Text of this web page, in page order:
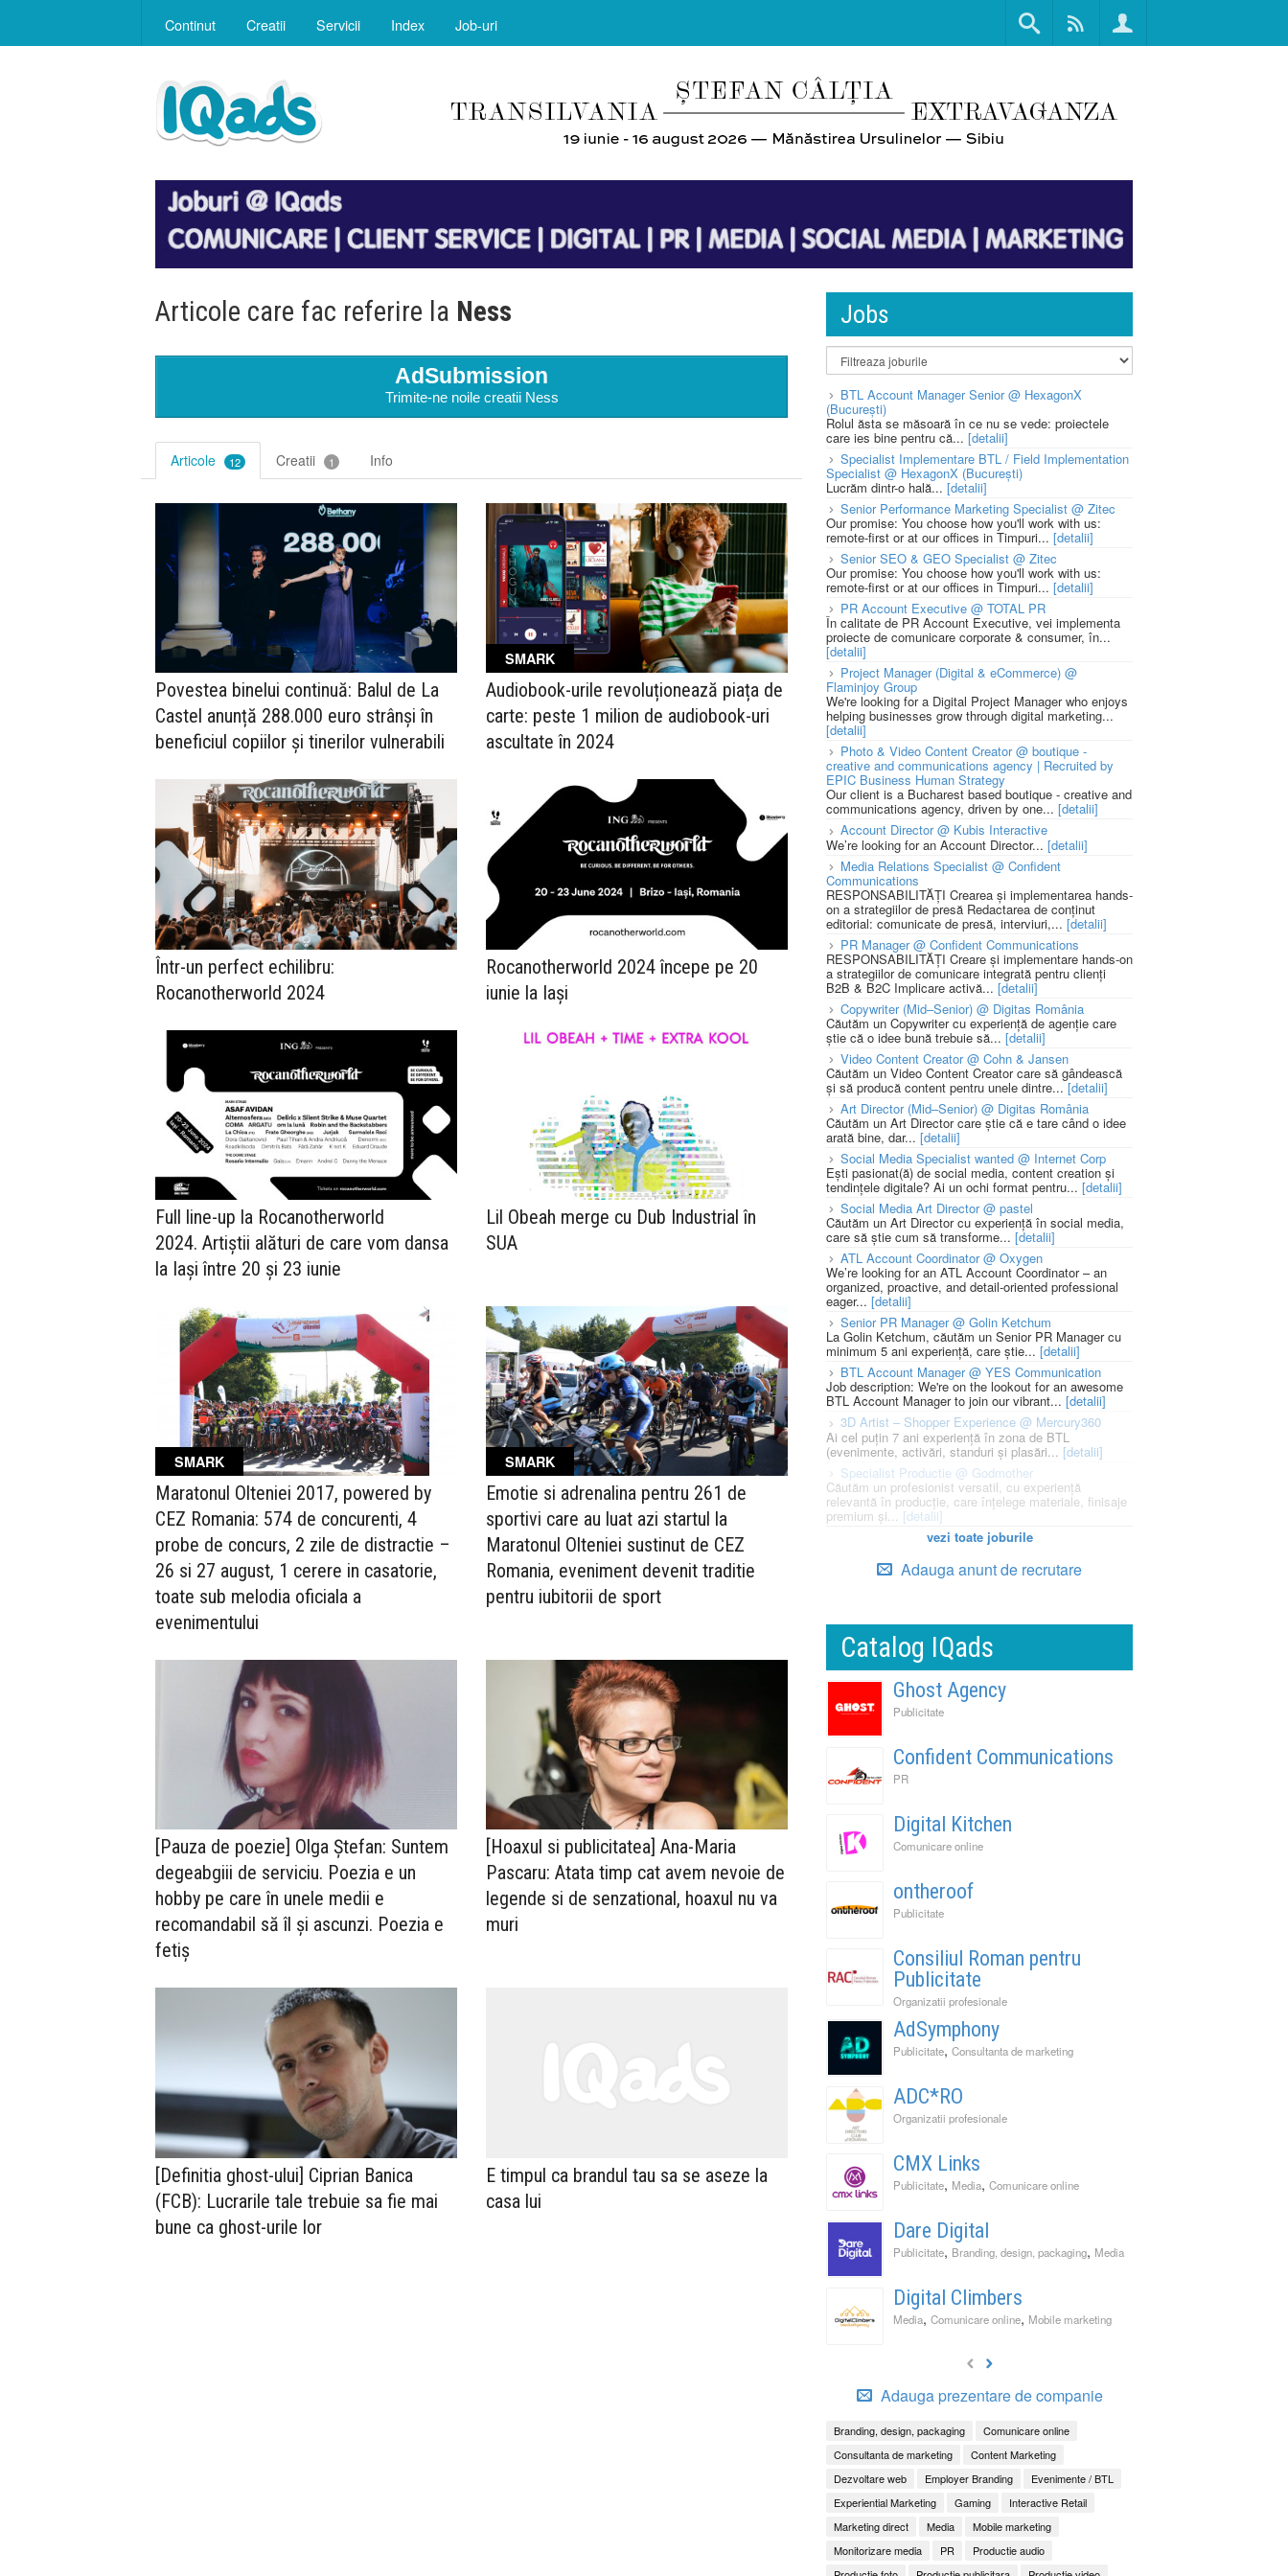
Continut Creatii Servicii Index Job-uri
Articole care fac referire la Ness
AdSubmission
Trimite-ne noile creatii Ness
Articole 12 Creatii 1 Info
Povestea binelui continuă: Balul de La
Castel anunță 288.000 euro strânși în
beneficiul copiilor și tinerilor vulnerabili
SMARK
Audiobook-urile revoluționează piața de
carte: peste 1 milion de audiobook-uri
ascultate în 2024
Într-un perfect echilibru:
Rocanotherworld 2024
Rocanotherworld 2024 începe pe 20
iunie la Iași
Full line-up la Rocanotherworld
2024. Artiștii alături de care vom dansa
la Iași între 20 și 23 iunie
Lil Obeah merge cu Dub Industrial în
SUA
SMARK
Maratonul Olteniei 2017, powered by
CEZ Romania: 574 de concurenti, 4
probe de concurs, 2 zile de distractie –
26 si 27 august, 1 cerere in casatorie,
toate sub melodia oficiala a
evenimentului
SMARK
Emotie si adrenalina pentru 261 de
sportivi care au luat azi startul la
Maratonul Olteniei sustinut de CEZ
Romania, eveniment devenit traditie
pentru iubitorii de sport
[Pauza de poezie] Olga Ștefan: Suntem
degeabgiii de serviciu. Poezia e un
hobby pe care în unele medii e
recomandabil să îl și ascunzi. Poezia e
fetiș
[Hoaxul si publicitatea] Ana-Maria
Pascaru: Atata timp cat avem nevoie de
legende si de senzational, hoaxul nu va
muri
[Definitia ghost-ului] Ciprian Banica
(FCB): Lucrarile tale trebuie sa fie mai
bune ca ghost-urile lor
E timpul ca brandul tau sa se aseze la
casa lui
Jobs
BTL Account Manager Senior @ HexagonX
(București)
Rolul ăsta se măsoară în ce nu se vede: proiectele
care ies bine pentru că... [detalii]
Specialist Implementare BTL / Field Implementation
Specialist @ HexagonX (București)
Lucrăm dintr-o hală... [detalii]
Senior Performance Marketing Specialist @ Zitec
Our promise: You choose how you'll work with us:
remote-first or at our offices in Timpuri... [detalii]
Senior SEO & GEO Specialist @ Zitec
Our promise: You choose how you'll work with us:
remote-first or at our offices in Timpuri... [detalii]
PR Account Executive @ TOTAL PR
În calitate de PR Account Executive, vei implementa
proiecte de comunicare corporate & consumer, în...
[detalii]
Project Manager (Digital & eCommerce) @
Flaminjoy Group
We're looking for a Digital Project Manager who enjoys
helping businesses grow through digital marketing...
[detalii]
Photo & Video Content Creator @ boutique -
creative and communications agency | Recruited by
EPIC Business Human Strategy
Our client is a Bucharest based boutique - creative and
communications agency, driven by one... [detalii]
Account Director @ Kubis Interactive
We’re looking for an Account Director... [detalii]
Media Relations Specialist @ Confident
Communications
RESPONSABILITĂȚI Crearea și implementarea hands-
on a strategiilor de presă Redactarea de conținut
editorial: comunicate de presă, interviuri,... [detalii]
PR Manager @ Confident Communications
RESPONSABILITĂȚI Creare și implementare hands-on
a strategiilor de comunicare integrată pentru clienți
B2B & B2C Implicare activă... [detalii]
Copywriter (Mid–Senior) @ Digitas România
Căutăm un Copywriter cu experiență de agenție care
știe că o idee bună trebuie să... [detalii]
Video Content Creator @ Cohn & Jansen
Căutăm un Video Content Creator care să gândească
și să producă content pentru unele dintre...[detalii]
Art Director (Mid–Senior) @ Digitas România
Căutăm un Art Director care știe că e tare când o idee
arată bine, dar... [detalii]
Social Media Specialist wanted @ Internet Corp
Ești pasionat(ă) de social media, content creation și
tendințele digitale? Ai un ochi format pentru... [detalii]
Social Media Art Director @ pastel
Căutăm un Art Director cu experiență în social media,
care să știe cum să transforme... [detalii]
ATL Account Coordinator @ Oxygen
We’re looking for an ATL Account Coordinator – an
organized, proactive, and detail-oriented professional
eager... [detalii]
Senior PR Manager @ Golin Ketchum
La Golin Ketchum, căutăm un Senior PR Manager cu
minimum 5 ani experiență, care știe... [detalii]
BTL Account Manager @ YES Communication
Job description: We're on the lookout for an awesome
BTL Account Manager to join our vibrant... [detalii]
3D Artist – Shopper Experience @ Mercury360
Ai cel puțin 7 ani experiență în zona de BTL
(evenimente, activări, standuri și plasări... [detalii]
Specialist Productie @ Godmother
Căutăm un profesionist versatil, cu experiență
relevantă în producție, care înțelege materiale, finisaje
premium și... [detalii]
vezi toate joburile
Adauga anunt de recrutare
Catalog IQads
Ghost Agency
Publicitate
Confident Communications
PR
Digital Kitchen
Comunicare online
ontheroof
Publicitate
Consiliul Roman pentru
Publicitate
Organizatii profesionale
AdSymphony
Publicitate, Consultanta de marketing
ADC*RO
Organizatii profesionale
CMX Links
Publicitate, Media, Comunicare online
Dare Digital
Publicitate, Branding, design, packaging, Media
Digital Climbers
Media, Comunicare online, Mobile marketing
Adauga prezentare de companie
Branding, design, packaging
Comunicare online
Consultanta de marketing
Content Marketing
Dezvoltare web
Employer Branding
Evenimente / BTL
Experiential Marketing
Gaming
Interactive Retail
Marketing direct
Media
Mobile marketing
Monitorizare media
PR
Productie audio